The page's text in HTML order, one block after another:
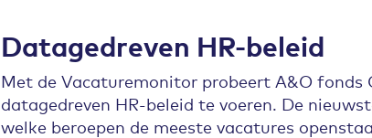
Datagedreven HR-beleid
Met de Vacaturemonitor probeert A&O fonds
datagedreven HR-beleid te voeren. De
welke beroepen de meeste vacatures